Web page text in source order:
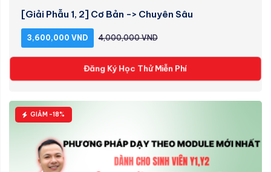
[Giải Phẫu 1, 2] Cơ Bản -> Chuyên Sâu
3,600,000 VND 4,000,000 VND
Đăng Ký Học Thử Miễn Phí
GIẢM -18%